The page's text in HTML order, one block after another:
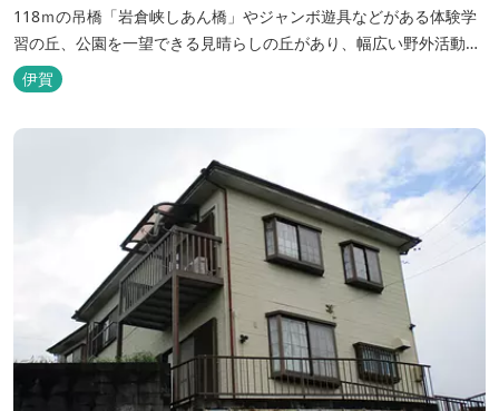
118ｍの吊橋「岩倉峡しあん橋」やジャンボ遊具などがある体験学
習の丘、公園を一望できる見晴らしの丘があり、幅広い野外活動に
利用できるキャンプ場も併設されています。 川沿いには島ヶ原温泉
やぶっちゃに至る「川辺の道」があり、旧岩倉水力発電所跡の水路
遺構を見ることができたり、春は桜、秋は紅葉の名所として楽しめ
伊賀